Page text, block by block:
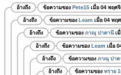
อ้างถึง ข้อความของ Pete15เมื่อ 04 พฤศ
อ้างถึง ข้อความของ Leam เมื่อ 04 พฤ
อ้างถึง ข้อความของ ภาณุ ปาตานีเมื่
อ้างถึง ข้อความของ Leam เมื่อ
อ้างถึง ข้อความของ ภาณุ ปาต
อ้างถึง ข้อความของ ทราย